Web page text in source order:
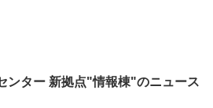
ンター 新拠点"情報棟"のニュース